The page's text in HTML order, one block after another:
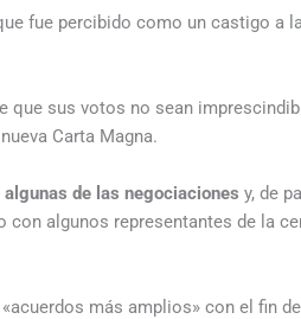
fue percibido como un castigo a
que sus votos no sean
Carta Magna.
de las negociaciones y, de
algunos representantes de la
más amplios» con el fin